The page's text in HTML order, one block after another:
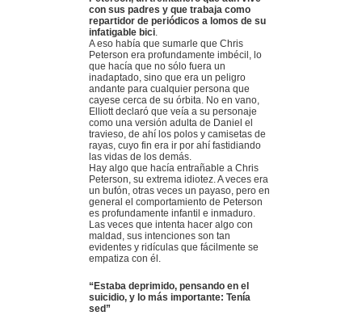
con sus padres y que trabaja como
repartidor de periódicos a lomos de su
infatigable bici.
A eso había que sumarle que Chris
Peterson era profundamente imbécil, lo
que hacía que no sólo fuera un
inadaptado, sino que era un peligro
andante para cualquier persona que
cayese cerca de su órbita. No en vano,
Elliott declaró que veía a su personaje
como una versión adulta de Daniel el
travieso, de ahí los polos y camisetas de
rayas, cuyo fin era ir por ahí fastidiando
las vidas de los demás.
Hay algo que hacía entrañable a Chris
Peterson, su extrema idiotez. A veces era
un bufón, otras veces un payaso, pero en
general el comportamiento de Peterson
es profundamente infantil e inmaduro.
Las veces que intenta hacer algo con
maldad, sus intenciones son tan
evidentes y ridículas que fácilmente se
empatiza con él.
“Estaba deprimido, pensando en el
suicidio, y lo más importante: Tenía
sed”